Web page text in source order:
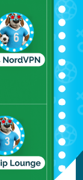
Gaga e
non poter
minuti solo
è
infatti